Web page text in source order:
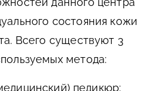
состояния кожи
Всего существуют 3
метода:
педикюр;